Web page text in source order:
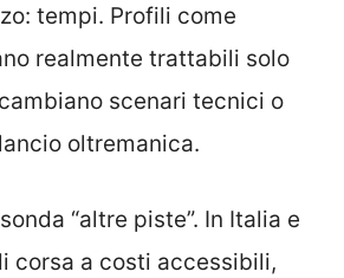
tempi. Profili come
realmente trattabili solo
scenari tecnici o
oltremanica.
“altre piste”. In Italia e
corsa a costi accessibili,